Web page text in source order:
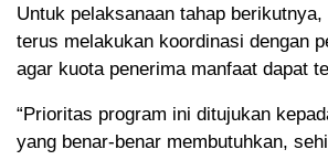
Untuk pelaksanaan tahap
terus melakukan koordinasi dengan
agar kuota penerima manfaat dapat
“Prioritas program ini ditujukan
yang benar-benar membutuhkan,